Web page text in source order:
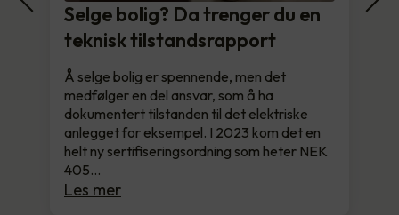
Selge bolig? Da trenger du en
teknisk tilstandsrapport
Å selge bolig er spennende, men det
medfølger en del ansvar, som å ha
dokumentert tilstanden til det elektriske
anlegget for eksempel. I 2023 kom det en
helt ny sertifiseringsordning som heter NEK
405…
Les mer